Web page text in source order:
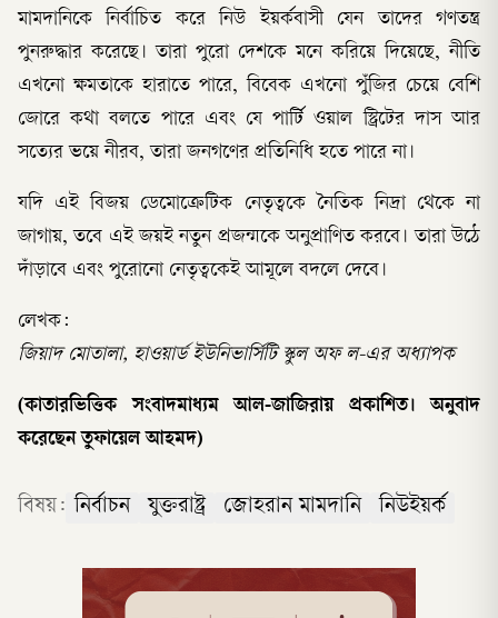
মামদানিকে নির্বাচিত করে নিউ ইয়র্কবাসী যেন তাদের গণতন্ত্র
পুনরুদ্ধার করেছে। তারা পুরো দেশকে মনে করিয়ে দিয়েছে, নীতি
এখনো ক্ষমতাকে হারাতে পারে, বিবেক এখনো পুঁজির চেয়ে বেশি
জোরে কথা বলতে পারে এবং যে পার্টি ওয়াল স্ট্রিটের দাস আর
সত্যের ভয়ে নীরব, তারা জনগণের প্রতিনিধি হতে পারে না।
যদি এই বিজয় ডেমোক্রেটিক নেতৃত্বকে নৈতিক নিদ্রা থেকে না
জাগায়, তবে এই জয়ই নতুন প্রজন্মকে অনুপ্রাণিত করবে। তারা উঠে
দাঁড়াবে এবং পুরোনো নেতৃত্বকেই আমূলে বদলে দেবে।
লেখক:
জিয়াদ মোতালা, হাওয়ার্ড ইউনিভার্সিটি স্কুল অফ ল-এর অধ্যাপক
(কাতারভিত্তিক সংবাদমাধ্যম আল-জাজিরায় প্রকাশিত। অনুবাদ
করেছেন তুফায়েল আহমদ)
বিষয়: নির্বাচন যুক্তরাষ্ট্র জোহরান মামদানি নিউইয়র্ক